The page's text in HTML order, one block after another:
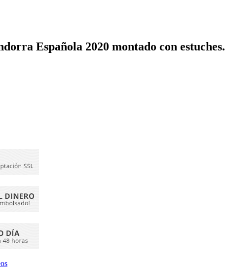
Española 2020 montado con estuches.